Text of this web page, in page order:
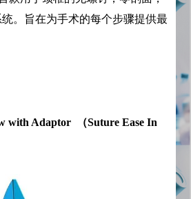
。旨在为手术的每个步骤提供最
with Adaptor （Suture Ease In